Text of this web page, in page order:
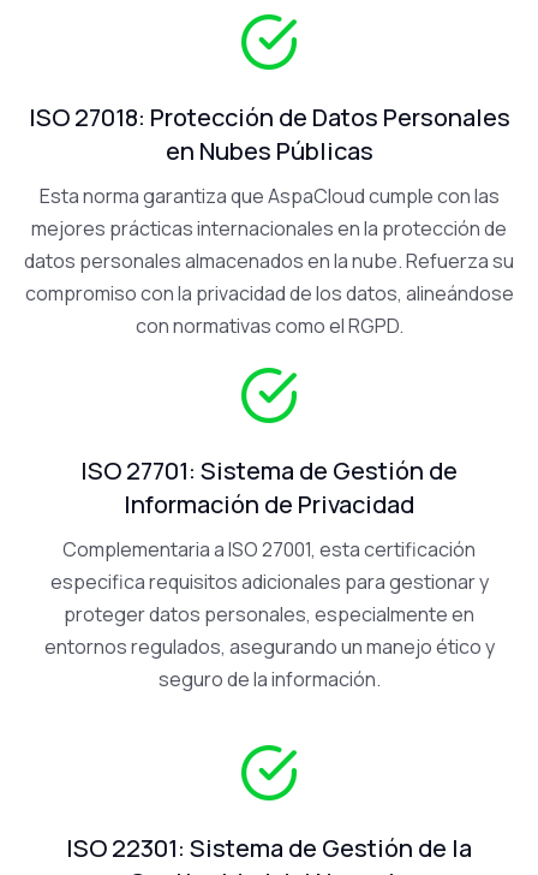
ISO 27018: Protección de Datos Personales
en Nubes Públicas
Esta norma garantiza que AspaCloud cumple con las
mejores prácticas internacionales en la protección de
datos personales almacenados en la nube. Refuerza su
compromiso con la privacidad de los datos, alineándose
con normativas como el RGPD.
ISO 27701: Sistema de Gestión de
Información de Privacidad
Complementaria a ISO 27001, esta certificación
especifica requisitos adicionales para gestionar y
proteger datos personales, especialmente en
entornos regulados, asegurando un manejo ético y
seguro de la información.
ISO 22301: Sistema de Gestión de la